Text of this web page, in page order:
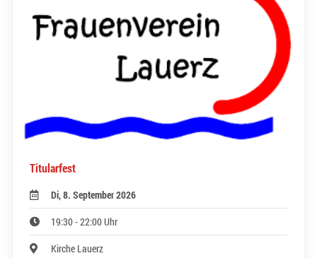
Titularfest
Di, 8. September 2026
19:30 - 22:00 Uhr
Kirche Lauerz